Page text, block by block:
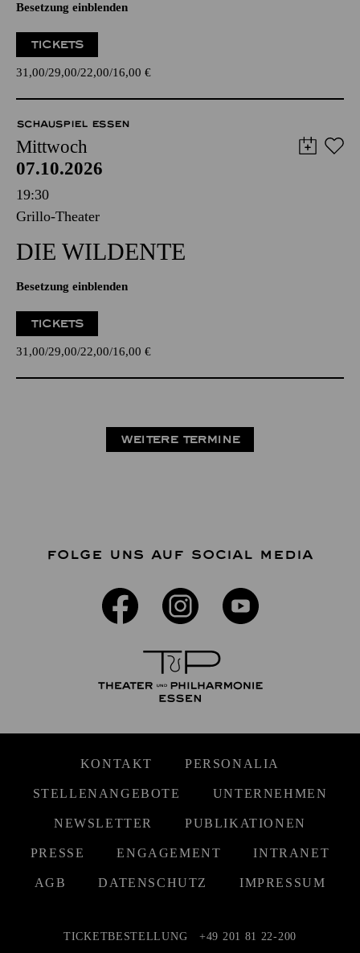
Besetzung einblenden
TICKETS
31,00 29,00 22,00 16,00 €
SCHAUSPIEL ESSEN
Mittwoch
07.10.2026
19:30
Grillo-Theater
DIE WILDENTE
Besetzung einblenden
TICKETS
31,00 29,00 22,00 16,00 €
WEITERE TERMINE
FOLGE UNS AUF SOCIAL MEDIA
KONTAKT PERSONALIA
STELLENANGEBOTE UNTERNEHMEN
NEWSLETTER PUBLIKATIONEN
PRESSE ENGAGEMENT INTRANET
AGB DATENSCHUTZ IMPRESSUM
TICKETBESTELLUNG +49 201 81 22-200